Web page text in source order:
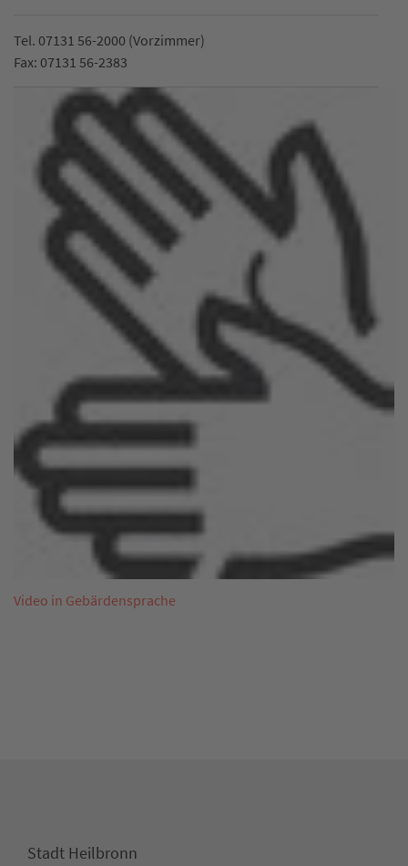
Tel. 07131 56-2000 (Vorzimmer)
Fax: 07131 56-2383
Video in Gebärdensprache
Stadt Heilbronn